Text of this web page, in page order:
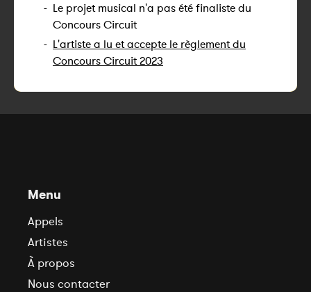
- Le projet musical n'a pas été finaliste du
Concours Circuit
- L'artiste a lu et accepte le règlement du
Concours Circuit 2023
Menu
Appels
Artistes
À propos
Nous contacter